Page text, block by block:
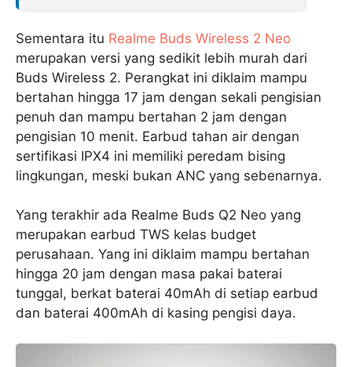
Sementara itu Realme Buds Wireless 2 Neo
merupakan versi yang sedikit lebih murah dari
Buds Wireless 2. Perangkat ini diklaim mampu
bertahan hingga 17 jam dengan sekali pengisian
penuh dan mampu bertahan 2 jam dengan
pengisian 10 menit. Earbud tahan air dengan
sertifikasi IPX4 ini memiliki peredam bising
lingkungan, meski bukan ANC yang sebenarnya.
Yang terakhir ada Realme Buds Q2 Neo yang
merupakan earbud TWS kelas budget
perusahaan. Yang ini diklaim mampu bertahan
hingga 20 jam dengan masa pakai baterai
tunggal, berkat baterai 40mAh di setiap earbud
dan baterai 400mAh di kasing pengisi daya.